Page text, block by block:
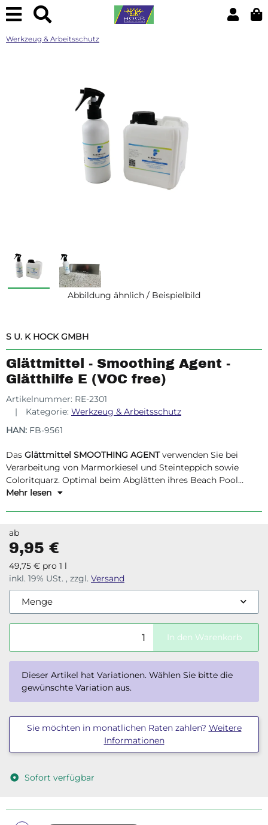
Werkzeug & Arbeitsschutz
Abbildung ähnlich / Beispielbild
S U. K HOCK GMBH
Glättmittel - Smoothing Agent -
Glätthilfe E (VOC free)
Artikelnummer: RE-2301
Kategorie: Werkzeug & Arbeitsschutz
HAN: FB-9561
Das Glättmittel SMOOTHING AGENTverwenden Sie bei
Verarbeitung von Marmorkiesel und Steinteppich sowie
Coloritquarz. Optimal beim Abglätten ihres Beach Pool
Belags mit Naturquarz, Farbsand und vielen mehr. Die
Mehr lesen
ab
9,95 €
49,75 € pro 1 l
inkl. 19% USt. , zzgl. Versand
Menge
In den Warenkorb
x
Dieser Artikel hat Variationen. Wählen Sie bitte die
gewünschte Variation aus.
Sie möchten in monatlichen Raten zahlen? Weitere
Informationen
Sofort verfügbar